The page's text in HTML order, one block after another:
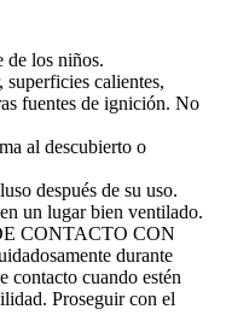
de los niños.
calientes,
fuentes de ignición. No
al descubierto o
después de su uso.
un lugar bien ventilado.
CONTACTO CON
durante
contacto cuando estén
Proseguir con el